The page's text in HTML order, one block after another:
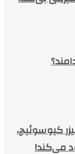
کیوسوئیچ،
می‌کند!